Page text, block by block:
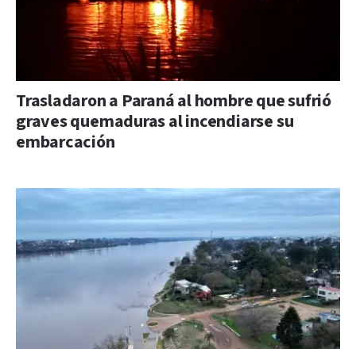
Trasladaron a Paraná al hombre que sufrió
graves quemaduras al incendiarse su
embarcación